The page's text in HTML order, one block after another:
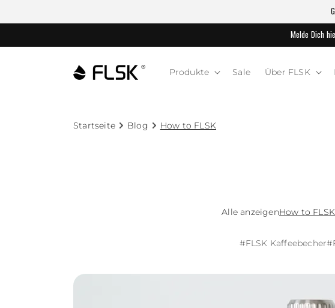
Melde Dich
Produkte Sale Über FLSK
Startseite Blog How to FLSK
Alle anzeigenHow to FLSK
#FLSK Kaffeebecher#